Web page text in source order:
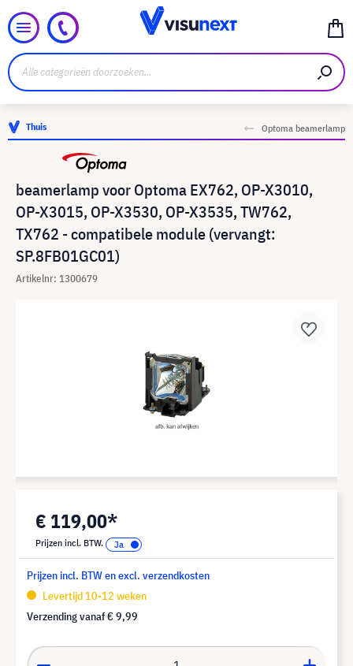
Thuis Optoma beamerlamp
beamerlamp voor Optoma EX762, OP-X3010,
OP-X3015, OP-X3530, OP-X3535, TW762,
TX762 - compatibele module (vervangt:
SP.8FB01GC01)
Artikelnr: 1300679
€ 119,00*
Prijzen incl. BTW.
Prijzen incl. BTW en excl. verzendkosten
Levertijd 10-12 weken
Verzending vanaf€ 9,99